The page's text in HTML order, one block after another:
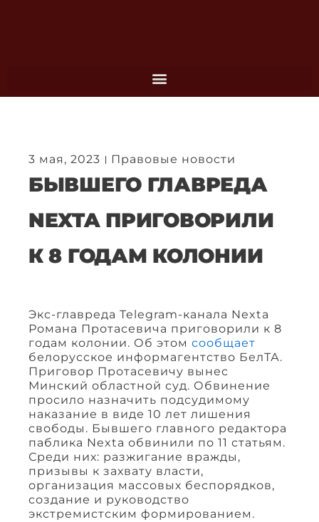
3 мая, 2023 Правовые новости
БЫВШЕГО ГЛАВРЕДА
NEXTA ПРИГОВОРИЛИ
К 8 ГОДАМ КОЛОНИИ
Экс-главреда Telegram-канала Nexta
Романа Протасевича приговорили к 8
годам колонии. Об этом сообщает
белорусское информагентство БелТА.
Приговор Протасевичу вынес
Минский областной суд. Обвинение
просило назначить подсудимому
наказание в виде 10 лет лишения
свободы. Бывшего главного редактора
паблика Nexta обвинили по 11 статьям.
Среди них: разжигание вражды,
призывы к захвату власти,
организация массовых беспорядков,
создание и руководство
экстремистским формированием.